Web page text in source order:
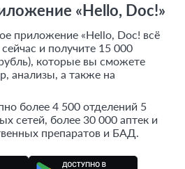
«Hello, Doc!»
приложение «Hello, Doc! всё
и получите 15 000
которые вы сможете
анализы, а также на
более 4 500 отделений 5
сетей, более 30 000 аптек и
препаратов и БАД.